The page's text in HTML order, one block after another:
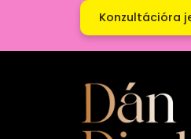
Konzultációra